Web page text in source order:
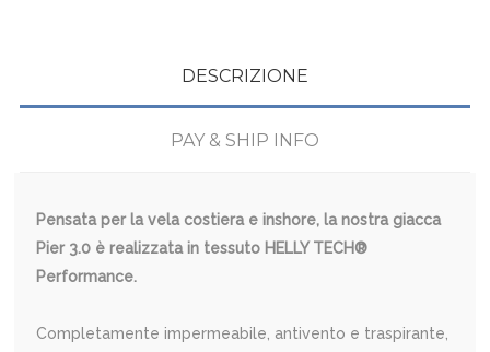
DESCRIZIONE
PAY & SHIP INFO
Pensata per la vela costiera e inshore, la nostra giacca
Pier 3.0 è realizzata in tessuto HELLY TECH®
Performance.
Completamente impermeabile, antivento e traspirante,